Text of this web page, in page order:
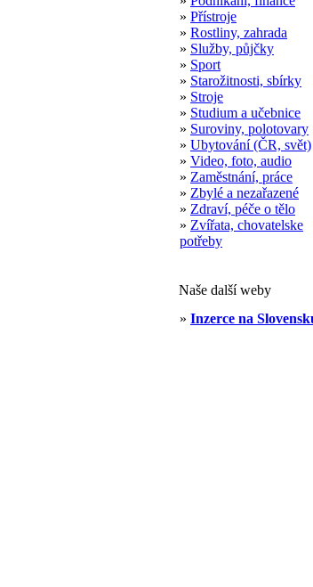
» Přístroje
» Rostliny, zahrada
» Služby, půjčky
» Sport
» Starožitnosti, sbírky
» Stroje
» Studium a učebnice
» Suroviny, polotovary
» Ubytování (ČR, svět)
» Video, foto, audio
» Zaměstnání, práce
» Zbylé a nezařazené
» Zdraví, péče o tělo
» Zvířata, chovatelske
potřeby
Naše další weby
» Inzerce na